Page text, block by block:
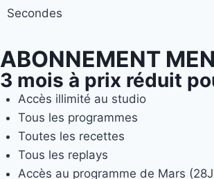
Secondes
ABONNEMENT
3 mois à prix réduit
Accès illimité au studio
Tous les programmes
Toutes les recettes
Tous les replays
Accès au programme de Mars